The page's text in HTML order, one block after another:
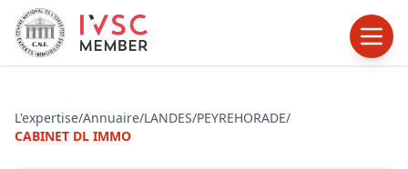
L'expertise/Annuaire/LANDES/PEYREHORADE/
CABINET DL IMMO